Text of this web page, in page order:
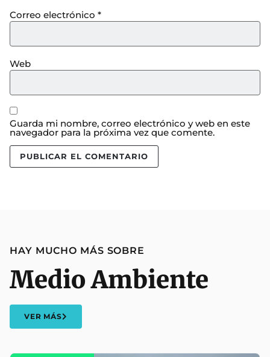
Correo electrónico *
Web
Guarda mi nombre, correo electrónico y web en este
navegador para la próxima vez que comente.
HAY MUCHO MÁS SOBRE
Medio Ambiente
VER MÁS